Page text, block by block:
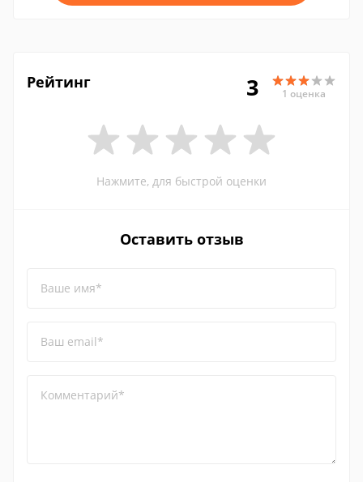
Рейтинг 3 1 оценка
Нажмите, для быстрой оценки
Оставить отзыв
Ваше имя*
Ваш email*
Комментарий*